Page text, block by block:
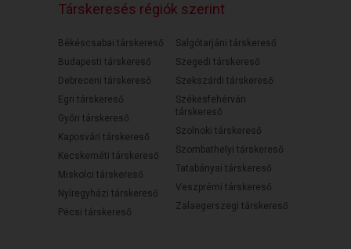
Társkeresés régiók szerint
Békéscsabai társkereső
Budapesti társkereső
Debreceni társkereső
Egri társkereső
Győri társkereső
Kaposvári társkereső
Kecskeméti társkereső
Miskolci társkereső
Nyíregyházi társkereső
Pécsi társkereső
Salgótarjáni társkereső
Szegedi társkereső
Szekszárdi társkereső
Székesfehérvári
társkereső
Szolnoki társkereső
Szombathelyi társkereső
Tatabányai társkereső
Veszprémi társkereső
Zalaegerszegi társkereső